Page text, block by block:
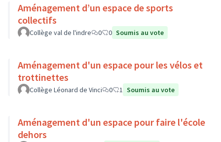
Aménagement d’un espace de sports
collectifs
Collège val de l'indre 0 0 Soumis au vote
Aménagement d'un espace pour les vélos et
trottinettes
Collège Léonard de Vinci 0 1 Soumis au vote
Aménagement d'un espace pour faire l'école
dehors